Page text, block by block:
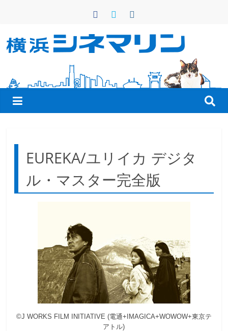
ン
横
浜
シ
ネ
マ
リ
EUREKA/ユリイカ デジタ
ル・マスター完全版
©J WORKS FILM INITIATIVE (電通+IMAGICA+WOWOW+東京テ
アトル)